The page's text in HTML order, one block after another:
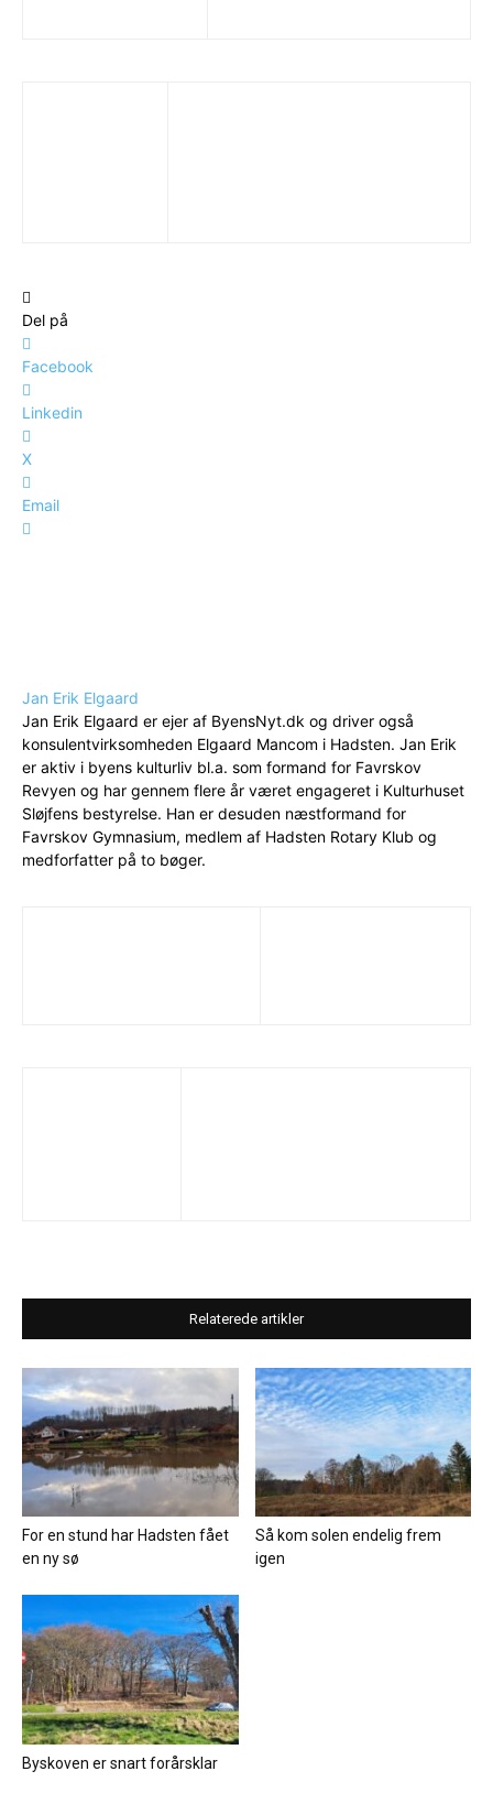
Del på
Facebook
Linkedin
X
Email
Jan Erik Elgaard
Jan Erik Elgaard er ejer af ByensNyt.dk og driver også
konsulentvirksomheden Elgaard Mancom i Hadsten. Jan Erik
er aktiv i byens kulturliv bl.a. som formand for Favrskov
Revyen og har gennem flere år været engageret i Kulturhuset
Sløjfens bestyrelse. Han er desuden næstformand for
Favrskov Gymnasium, medlem af Hadsten Rotary Klub og
medforfatter på to bøger.
Relaterede artikler
For en stund har Hadsten fået
en ny sø
Så kom solen endelig frem
igen
Byskoven er snart forårsklar